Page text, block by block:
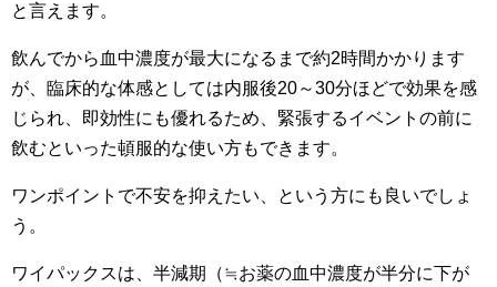
と言えます。
飲んでから血中濃度が最大になるまで約2時間かかります
が、臨床的な体感としては内服後20～30分ほどで効果を感
じられ、即効性にも優れるため、緊張するイベントの前に
飲むといった頓服的な使い方もできます。
ワンポイントで不安を抑えたい、という方にも良いでしょ
う。
ワイパックスは、半減期（≒お薬の血中濃度が半分に下が